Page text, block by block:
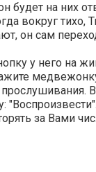
на них
вокруг тихо,
он сам
у него на
за Вами